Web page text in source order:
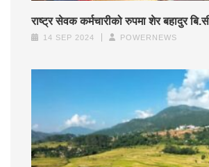
राष्ट्र सेवक कर्मचारीको रुपमा शेर बहादुर
14 SEP 2024 POWERNEWS